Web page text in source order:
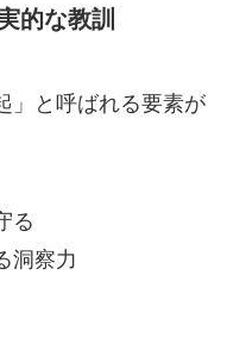
的な教訓
」と呼ばれる要素が
る
洞察力